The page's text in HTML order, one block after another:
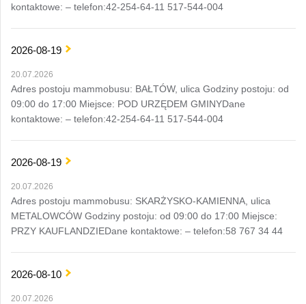
kontaktowe: – telefon:42-254-64-11 517-544-004
2026-08-19
20.07.2026
Adres postoju mammobusu: BAŁTÓW, ulica Godziny postoju: od
09:00 do 17:00 Miejsce: POD URZĘDEM GMINYDane
kontaktowe: – telefon:42-254-64-11 517-544-004
2026-08-19
20.07.2026
Adres postoju mammobusu: SKARŻYSKO-KAMIENNA, ulica
METALOWCÓW Godziny postoju: od 09:00 do 17:00 Miejsce:
PRZY KAUFLANDZIEDane kontaktowe: – telefon:58 767 34 44
2026-08-10
20.07.2026